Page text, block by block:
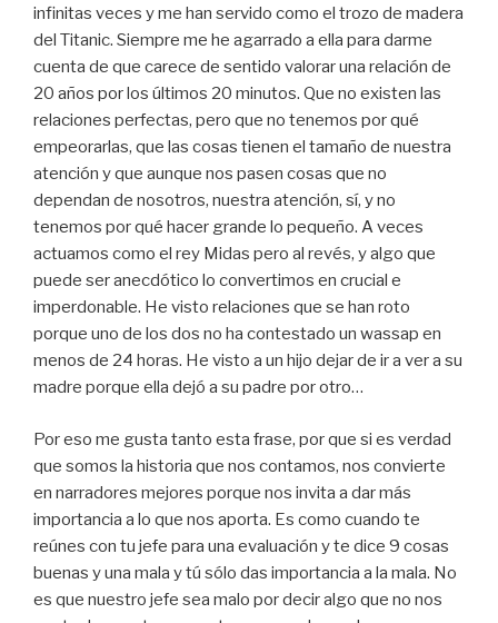
infinitas veces y me han servido como el trozo de madera
del Titanic. Siempre me he agarrado a ella para darme
cuenta de que carece de sentido valorar una relación de
20 años por los últimos 20 minutos. Que no existen las
relaciones perfectas, pero que no tenemos por qué
empeorarlas, que las cosas tienen el tamaño de nuestra
atención y que aunque nos pasen cosas que no
dependan de nosotros, nuestra atención, sí, y no
tenemos por qué hacer grande lo pequeño. A veces
actuamos como el rey Midas pero al revés, y algo que
puede ser anecdótico lo convertimos en crucial e
imperdonable. He visto relaciones que se han roto
porque uno de los dos no ha contestado un wassap en
menos de 24 horas. He visto a un hijo dejar de ir a ver a su
madre porque ella dejó a su padre por otro…
Por eso me gusta tanto esta frase, por que si es verdad
que somos la historia que nos contamos, nos convierte
en narradores mejores porque nos invita a dar más
importancia a lo que nos aporta. Es como cuando te
reúnes con tu jefe para una evaluación y te dice 9 cosas
buenas y una mala y tú sólo das importancia a la mala. No
es que nuestro jefe sea malo por decir algo que no nos